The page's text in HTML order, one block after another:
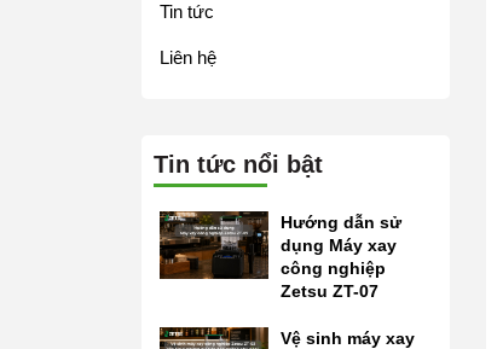
Tin tức
Liên hệ
Tin tức nổi bật
Hướng dẫn sử
dụng Máy xay
công nghiệp
Zetsu ZT-07
Vệ sinh máy xay